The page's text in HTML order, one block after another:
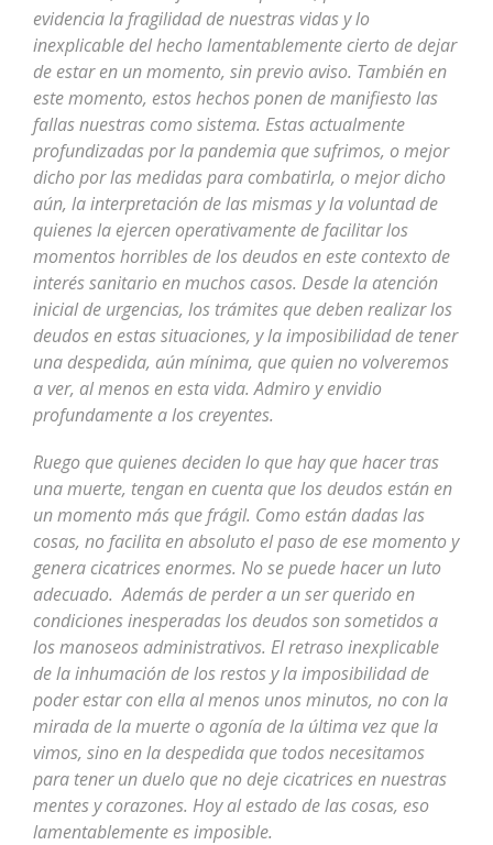
evidencia la fragilidad de nuestras vidas y lo
inexplicable del hecho lamentablemente cierto de dejar
de estar en un momento, sin previo aviso. También en
este momento, estos hechos ponen de manifiesto las
fallas nuestras como sistema. Estas actualmente
profundizadas por la pandemia que sufrimos, o mejor
dicho por las medidas para combatirla, o mejor dicho
aún, la interpretación de las mismas y la voluntad de
quienes la ejercen operativamente de facilitar los
momentos horribles de los deudos en este contexto de
interés sanitario en muchos casos. Desde la atención
inicial de urgencias, los trámites que deben realizar los
deudos en estas situaciones, y la imposibilidad de tener
una despedida, aún mínima, que quien no volveremos
a ver, al menos en esta vida. Admiro y envidio
profundamente a los creyentes.
Ruego que quienes deciden lo que hay que hacer tras
una muerte, tengan en cuenta que los deudos están en
un momento más que frágil. Como están dadas las
cosas, no facilita en absoluto el paso de ese momento y
genera cicatrices enormes. No se puede hacer un luto
adecuado. Además de perder a un ser querido en
condiciones inesperadas los deudos son sometidos a
los manoseos administrativos. El retraso inexplicable
de la inhumación de los restos y la imposibilidad de
poder estar con ella al menos unos minutos, no con la
mirada de la muerte o agonía de la última vez que la
vimos, sino en la despedida que todos necesitamos
para tener un duelo que no deje cicatrices en nuestras
mentes y corazones. Hoy al estado de las cosas, eso
lamentablemente es imposible.